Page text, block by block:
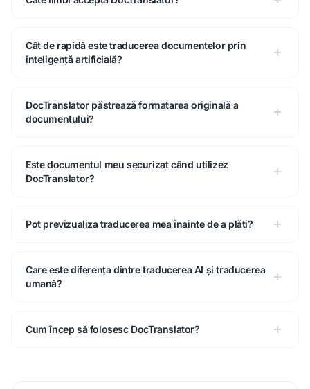
Cât de rapidă este traducerea documentelor prin
inteligență artificială?
DocTranslator păstrează formatarea originală a
documentului?
Este documentul meu securizat când utilizez
DocTranslator?
Pot previzualiza traducerea mea înainte de a plăti?
Care este diferența dintre traducerea AI și traducerea
umană?
Cum încep să folosesc DocTranslator?